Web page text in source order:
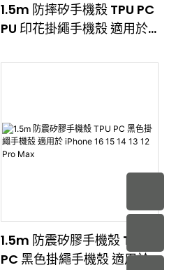
1.5m 防摔矽手機殼 TPU PC
PU 印花掛繩手機殼 適用於
Max
1.5m 防震矽膠手機殼 TPU
PC 黑色掛繩手機殼 適用於